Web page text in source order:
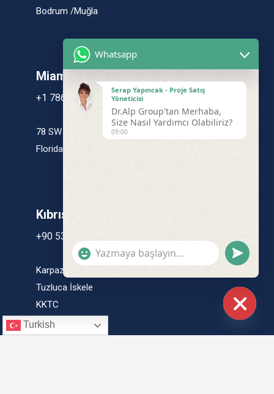
Bodrum /Muğla
Miami / USA Ofis
+1 786-825-3818
78 SW 7th Street Miami, 33130
Florida / USA
Kıbrıs Ofis
+90 532 375 25 63
Karpaz Anayolu
Tuzluca İskele
KKTC
Turkish HIDE
Whatsapp
Serap Yapıncak - Proje Satış
Yöneticisi
Dr.Alp Group'tan Merhaba,
Size Nasıl Yardımcı Olabiliriz?
09:00
"+CHATY_SETTINGS.LANG.EMOJI_PICKER+"